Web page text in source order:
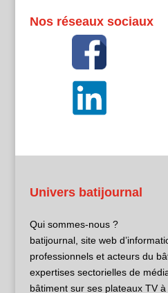
Nos réseaux sociaux
Univers batijournal
Qui sommes-nous ?
batijournal, site web
professionnels et acteurs du
expertises sectorielles de
bâtiment sur ses plateaux TV à